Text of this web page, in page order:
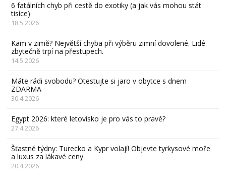
6 fatálních chyb při cestě do exotiky (a jak vás mohou stát
tisíce)
18.5.2026
Kam v zimě? Největší chyba při výběru zimní dovolené. Lidé
zbytečně trpí na přestupech.
14.5.2026
Máte rádi svobodu? Otestujte si jaro v obytce s dnem
ZDARMA
30.4.2026
Egypt 2026: které letovisko je pro vás to pravé?
27.4.2026
Šťastné týdny: Turecko a Kypr volají! Objevte tyrkysové moře
a luxus za lákavé ceny
20.4.2026